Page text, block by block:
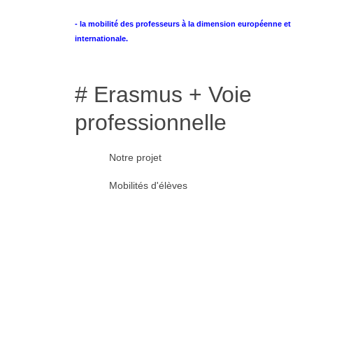
- la mobilité des professeurs à la dimension européenne et
internationale.
# Erasmus + Voie
professionnelle
Notre projet
Mobilités d'élèves